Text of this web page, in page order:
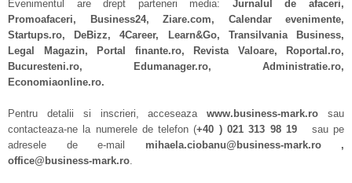
Evenimentul are drept parteneri media: Jurnalul de afaceri,
Promoafaceri, Business24, Ziare.com, Calendar evenimente,
Startups.ro, DeBizz, 4Career, Learn&Go, Transilvania Business,
Legal Magazin, Portal finante.ro, Revista Valoare, Roportal.ro,
Bucuresteni.ro, Edumanager.ro, Administratie.ro,
Economiaonline.ro.
Pentru detalii si inscrieri, acceseazawww.business-mark.rosau
contacteaza-ne la numerele de telefon (+40 ) 021 313 98 19sau pe
adresele de e-mail mihaela.ciobanu@business-mark.ro
,
office@business-mark.ro.